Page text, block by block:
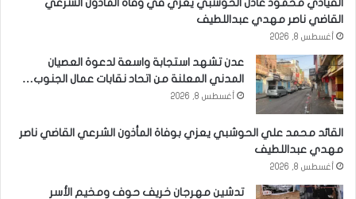
القيادي محمود عادل الحوشبي يعزي في وفاة المأذون الشرعي
القاضي ناصر مهدي عبداللطيف
أغسطس 8, 2026
عدن تشهد استجابة واسعة لدعوة العصيان
المدني المعلنة من اتحاد نقابات عمال الجنوب…
أغسطس 8, 2026
القائد محمد علي الحوشبي يعزي بوفاة المأذون الشرعي القاضي ناصر
مهدي عبداللطيف
أغسطس 8, 2026
تدشين مهرجان خريف حوف ومخيم الأسر